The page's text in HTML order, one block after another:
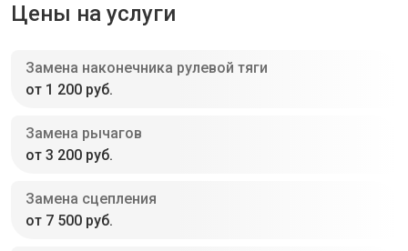
Цены на услуги
Замена наконечника рулевой тяги
от 1 200 руб.
Замена рычагов
от 3 200 руб.
Замена сцепления
от 7 500 руб.